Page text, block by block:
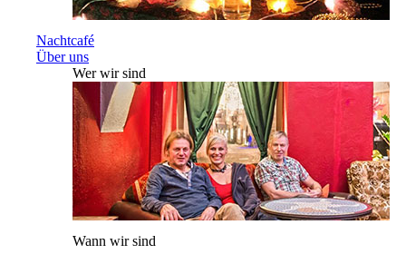
Nachtcafé
Über uns
Wer wir sind
Wann wir sind